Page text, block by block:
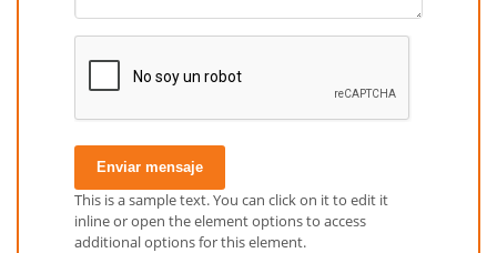
Enviar mensaje
This is a sample text. You can click on it to edit it
inline or open the element options to access
additional options for this element.